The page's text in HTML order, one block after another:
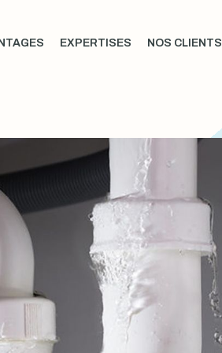
EXPERTISES NOS CLIENTS